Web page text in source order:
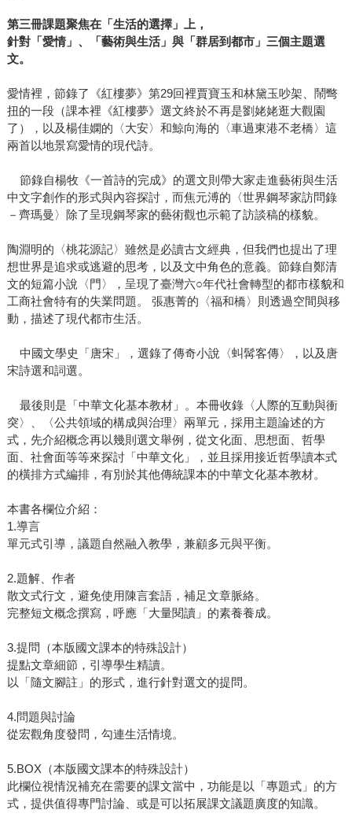
第三冊課題聚焦在「生活的選擇」上，
針對「愛情」、「藝術與生活」與「群居到都市」三個主題選
文。
愛情裡，節錄了《紅樓夢》第29回裡賈寶玉和林黛玉吵架、鬧彆
扭的一段（課本裡《紅樓夢》選文終於不再是劉姥姥逛大觀園
了），以及楊佳嫻的〈大安〉和鯨向海的〈車過東港不老橋〉這
兩首以地景寫愛情的現代詩。
節錄自楊牧《一首詩的完成》的選文則帶大家走進藝術與生活
中文字創作的形式與內容探討，而焦元溥的〈世界鋼琴家訪問錄
－齊瑪曼〉除了呈現鋼琴家的藝術觀也示範了訪談稿的樣貌。
陶淵明的〈桃花源記〉雖然是必讀古文經典，但我們也提出了理
想世界是追求或逃避的思考，以及文中角色的意義。節錄自鄭清
文的短篇小說〈門〉，呈現了臺灣六○年代社會轉型的都市樣貌和
工商社會特有的失業問題。 張惠菁的〈福和橋〉則透過空間與移
動，描述了現代都市生活。
中國文學史「唐宋」，選錄了傳奇小說〈虯髯客傳〉，以及唐
宋詩選和詞選。
最後則是「中華文化基本教材」。本冊收錄〈人際的互動與衝
突〉、〈公共領域的構成與治理〉兩單元，採用主題論述的方
式，先介紹概念再以幾則選文舉例，從文化面、思想面、哲學
面、社會面等等來探討「中華文化」，並且採用接近哲學讀本式
的橫排方式編排，有別於其他傳統課本的中華文化基本教材。
本書各欄位介紹：
1.導言
單元式引導，議題自然融入教學，兼顧多元與平衡。
2.題解、作者
散文式行文，避免使用陳言套語，補足文章脈絡。
完整短文概念撰寫，呼應「大量閱讀」的素養養成。
3.提問（本版國文課本的特殊設計）
提點文章細節，引導學生精讀。
以「隨文腳註」的形式，進行針對選文的提問。
4.問題與討論
從宏觀角度發問，勾連生活情境。
5.BOX（本版國文課本的特殊設計）
此欄位視情況補充在需要的課文當中，功能是以「專題式」的方
式，提供值得專門討論、或是可以拓展課文議題廣度的知識。